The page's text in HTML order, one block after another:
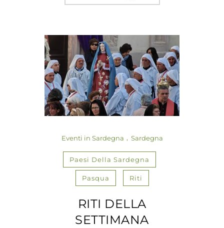
Eventi in Sardegna Sardegna
Paesi Della Sardegna
Pasqua Riti
RITI DELLA
SETTIMANA